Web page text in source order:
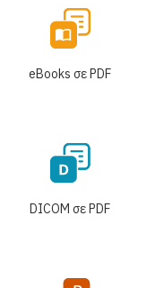
eBooks σε PDF
DICOM σε PDF